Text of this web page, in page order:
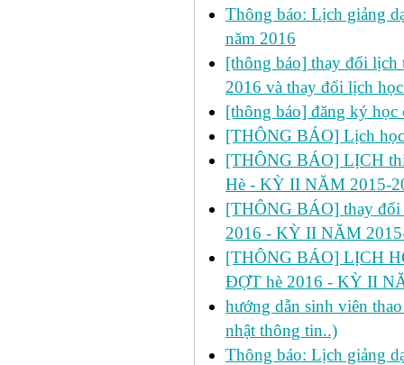
Thông báo: Lịch giảng
năm 2016
[thông báo] thay đổi lịch
2016 và thay đổi lịch
[thông báo] đăng ký
[THÔNG BÁO] Lịch
[THÔNG BÁO] LỊCH
Hè - KỲ II NĂM 2015-
[THÔNG BÁO] thay
2016 - KỲ II NĂM
[THÔNG BÁO] LỊCH
ĐỢT hè 2016 - KỲ II
hướng dẫn sinh viên
nhật thông tin..)
Thông báo: Lịch giảng